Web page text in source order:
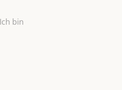
bin